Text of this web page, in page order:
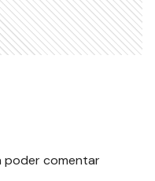
poder comentar